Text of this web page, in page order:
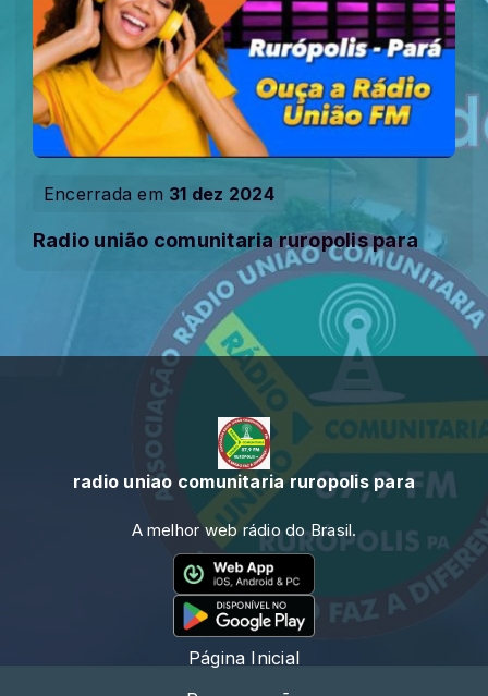
Encerrada em 31 dez 2024
Radio união comunitaria ruropolis para
radio uniao comunitaria ruropolis para
A melhor web rádio do Brasil.
Página Inicial